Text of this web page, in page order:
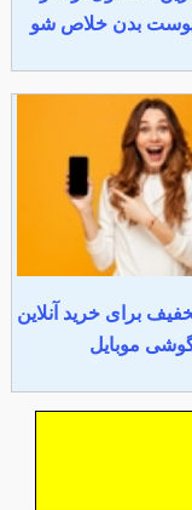
بدن خلاص شو
برای خرید آنلاین
موبایل